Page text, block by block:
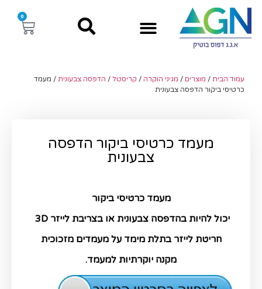
0
עמוד הבית / מוצרים / מגיני הוקרה / קריסטל / הדפסה צבעונית / מעמד
כרטיסי ביקור הדפסה צבעונית
מעמד כרטיסי ביקור הדפסה
צבעונית
מעמד כרטיסי ביקור
יכול להיות בהדפסה צבעונית או בצריבת לייזר 3D
חריטת לייזר בתלת מימד על מעמדים מזכוכית
מקנה יוקרתיות למעמד.